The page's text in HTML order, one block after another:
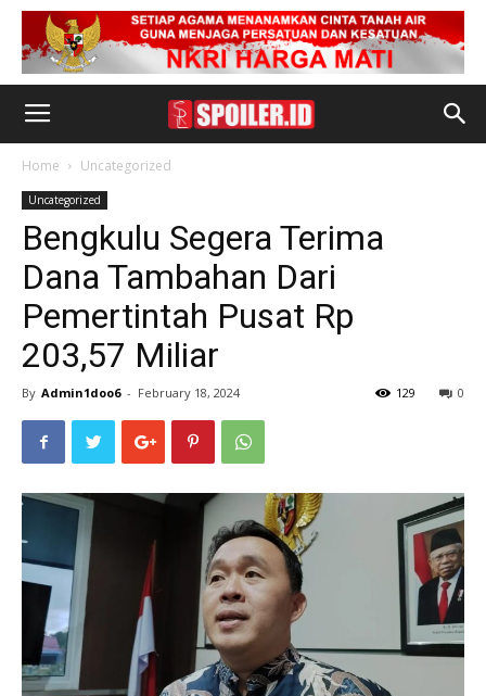
Home Uncategorized
Uncategorized
Bengkulu Segera Terima
Dana Tambahan Dari
Pemertintah Pusat Rp
203,57 Miliar
By Admin1doo6 - February 18, 2024 0
129